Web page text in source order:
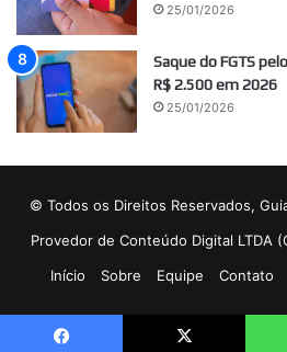
25/01/2026
Saque do FGTS
R$ 2.500 em 2026
25/01/2026
© Todos os Direitos Reservados,
Provedor de Conteúdo Digital LTDA
Início
Sobre Equipe Contato